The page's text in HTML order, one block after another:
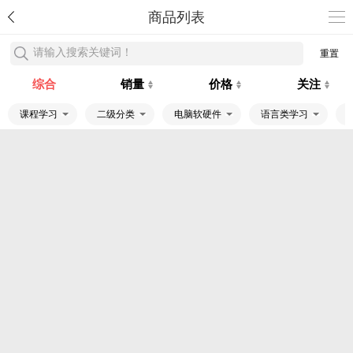
商品列表
请输入搜索关键词！ 重置
综合 销量 价格 关注
课程学习 二级分类 电脑软硬件 语言类学习